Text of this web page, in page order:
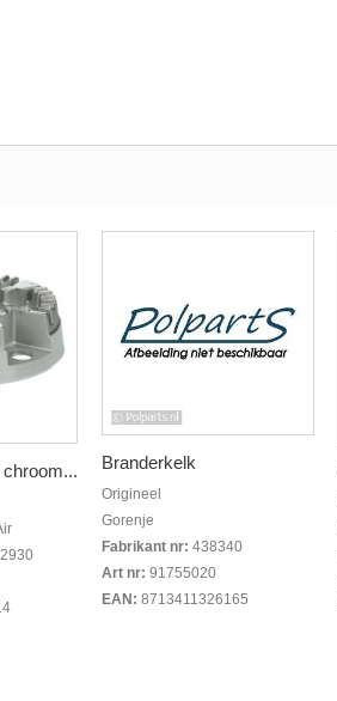
Branderkelk
Origineel
Gorenje
Fabrikant nr: 438340
Art nr: 91755020
EAN: 8713411326165